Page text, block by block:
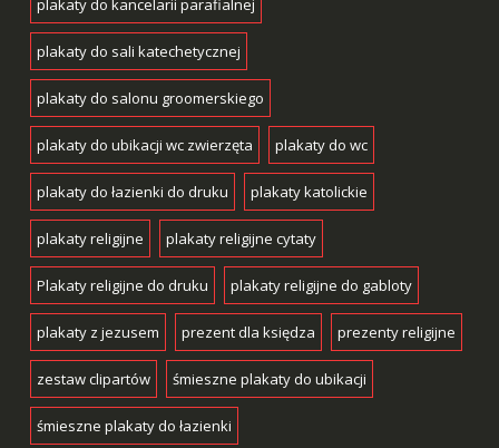
plakaty do kancelarii parafialnej
plakaty do sali katechetycznej
plakaty do salonu groomerskiego
plakaty do ubikacji wc zwierzęta plakaty do wc
plakaty do łazienki do druku plakaty katolickie
plakaty religijne plakaty religijne cytaty
Plakaty religijne do druku plakaty religijne do gabloty
plakaty z jezusem prezent dla księdza prezenty religijne
zestaw clipartów śmieszne plakaty do ubikacji
śmieszne plakaty do łazienki